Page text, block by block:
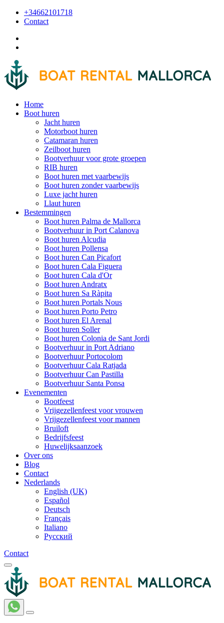
+34662101718
Contact
Home
Boot huren
Jacht huren
Motorboot huren
Catamaran huren
Zeilboot huren
Bootverhuur voor grote groepen
RIB huren
Boot huren met vaarbewijs
Boot huren zonder vaarbewijs
Luxe jacht huren
Llaut huren
Bestemmingen
Boot huren Palma de Mallorca
Bootverhuur in Port Calanova
Boot huren Alcudia
Boot huren Pollensa
Boot huren Can Picafort
Boot huren Cala Figuera
Boot huren Cala d'Or
Boot huren Andratx
Boot huren Sa Ràpita
Boot huren Portals Nous
Boot huren Porto Petro
Boot huren El Arenal
Boot huren Soller
Boot huren Colonia de Sant Jordi
Bootverhuur in Port Adriano
Bootverhuur Portocolom
Bootverhuur Cala Ratjada
Bootverhuur Can Pastilla
Bootverhuur Santa Ponsa
Evenementen
Bootfeest
Vrijgezellenfeest voor vrouwen
Vrijgezellenfeest voor mannen
Bruiloft
Bedrijfsfeest
Huwelijksaanzoek
Over ons
Blog
Contact
Nederlands
English (UK)
Español
Deutsch
Français
Italiano
Русский
Contact